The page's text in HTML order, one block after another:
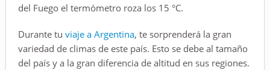
del Fuego el termómetro roza los 15 °C.
Durante tu viaje a Argentina, te sorprenderá la gran
variedad de climas de este país. Esto se debe al tamaño
del país y a la gran diferencia de altitud en sus regiones.